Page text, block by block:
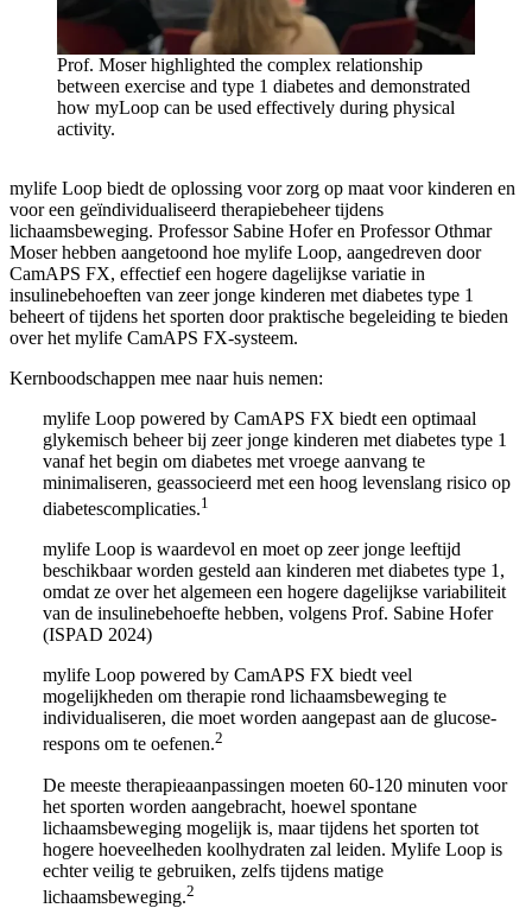
Prof. Moser highlighted the complex relationship
between exercise and type 1 diabetes and demonstrated
how myLoop can be used effectively during physical
activity.
mylife Loop biedt de oplossing voor zorg op maat voor kinderen en
voor een geïndividualiseerd therapiebeheer tijdens
lichaamsbeweging. Professor Sabine Hofer en Professor Othmar
Moser hebben aangetoond hoe mylife Loop, aangedreven door
CamAPS FX, effectief een hogere dagelijkse variatie in
insulinebehoeften van zeer jonge kinderen met diabetes type 1
beheert of tijdens het sporten door praktische begeleiding te bieden
over het mylife CamAPS FX-systeem.
Kernboodschappen mee naar huis nemen:
mylife Loop powered by CamAPS FX biedt een optimaal
glykemisch beheer bij zeer jonge kinderen met diabetes type 1
vanaf het begin om diabetes met vroege aanvang te
minimaliseren, geassocieerd met een hoog levenslang risico op
diabetescomplicaties.1
mylife Loop is waardevol en moet op zeer jonge leeftijd
beschikbaar worden gesteld aan kinderen met diabetes type 1,
omdat ze over het algemeen een hogere dagelijkse variabiliteit
van de insulinebehoefte hebben, volgens Prof. Sabine Hofer
(ISPAD 2024)
mylife Loop powered by CamAPS FX biedt veel
mogelijkheden om therapie rond lichaamsbeweging te
individualiseren, die moet worden aangepast aan de glucose-
respons om te oefenen.2
De meeste therapieaanpassingen moeten 60-120 minuten voor
het sporten worden aangebracht, hoewel spontane
lichaamsbeweging mogelijk is, maar tijdens het sporten tot
hogere hoeveelheden koolhydraten zal leiden. Mylife Loop is
echter veilig te gebruiken, zelfs tijdens matige
lichaamsbeweging.2